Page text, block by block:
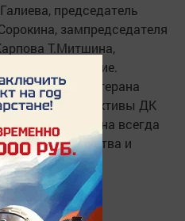
председатель
зампредседателя
Т.Митшина,
и другие.
для ветерана
цеху - коллективы ДК
Римма Ивановна всегда
мастерства и